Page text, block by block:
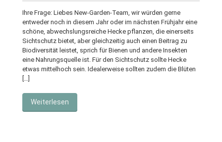
Ihre Frage: Liebes New-Garden-Team, wir würden gerne
entweder noch in diesem Jahr oder im nächsten Frühjahr eine
schöne, abwechslungsreiche Hecke pflanzen, die einerseits
Sichtschutz bietet, aber gleichzeitig auch einen Beitrag zu
Biodiversität leistet, sprich für Bienen und andere Insekten
eine Nahrungsquelle ist. Für den Sichtschutz sollte Hecke
etwas mittelhoch sein. Idealerweise sollten zudem die Blüten
[…]
Weiterlesen